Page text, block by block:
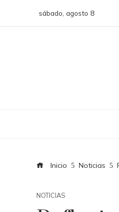
sábado, agosto 8
Inicio Noticias
NOTICIAS